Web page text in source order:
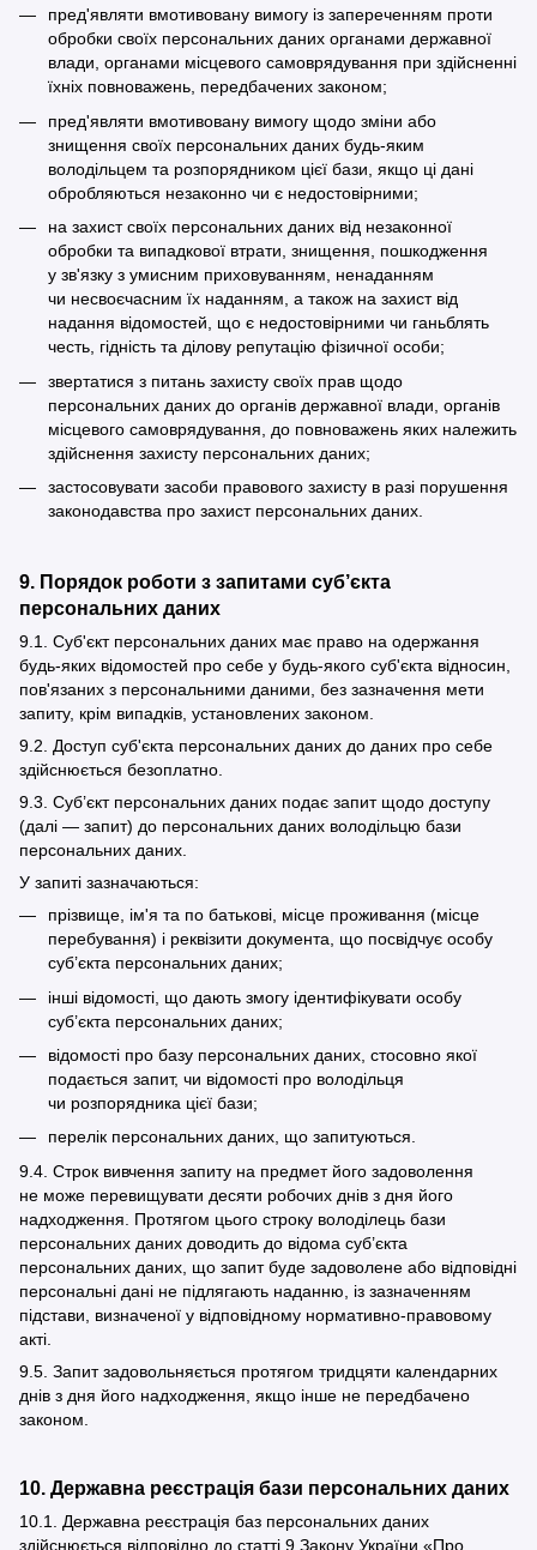
пред'являти вмотивовану вимогу із запереченням проти
обробки своїх персональних даних органами державної
влади, органами місцевого самоврядування при здійсненні
їхніх повноважень, передбачених законом;
пред'являти вмотивовану вимогу щодо зміни або
знищення своїх персональних даних будь-яким
володільцем та розпорядником цієї бази, якщо ці дані
обробляються незаконно чи є недостовірними;
на захист своїх персональних даних від незаконної
обробки та випадкової втрати, знищення, пошкодження
у зв'язку з умисним приховуванням, ненаданням
чи несвоєчасним їх наданням, а також на захист від
надання відомостей, що є недостовірними чи ганьблять
честь, гідність та ділову репутацію фізичної особи;
звертатися з питань захисту своїх прав щодо
персональних даних до органів державної влади, органів
місцевого самоврядування, до повноважень яких належить
здійснення захисту персональних даних;
застосовувати засоби правового захисту в разі порушення
законодавства про захист персональних даних.
9. Порядок роботи з запитами суб’єкта
персональних даних
9.1. Суб'єкт персональних даних має право на одержання
будь-яких відомостей про себе у будь-якого суб'єкта відносин,
пов'язаних з персональними даними, без зазначення мети
запиту, крім випадків, установлених законом.
9.2. Доступ суб'єкта персональних даних до даних про себе
здійснюється безоплатно.
9.3. Суб’єкт персональних даних подає запит щодо доступу
(далі — запит) до персональних даних володільцю бази
персональних даних.
У запиті зазначаються:
прізвище, ім'я та по батькові, місце проживання (місце
перебування) і реквізити документа, що посвідчує особу
суб’єкта персональних даних;
інші відомості, що дають змогу ідентифікувати особу
суб’єкта персональних даних;
відомості про базу персональних даних, стосовно якої
подається запит, чи відомості про володільця
чи розпорядника цієї бази;
перелік персональних даних, що запитуються.
9.4. Строк вивчення запиту на предмет його задоволення
не може перевищувати десяти робочих днів з дня його
надходження. Протягом цього строку володілець бази
персональних даних доводить до відома суб’єкта
персональних даних, що запит буде задоволене або відповідні
персональні дані не підлягають наданню, із зазначенням
підстави, визначеної у відповідному нормативно-правовому
акті.
9.5. Запит задовольняється протягом тридцяти календарних
днів з дня його надходження, якщо інше не передбачено
законом.
10. Державна реєстрація бази персональних даних
10.1. Державна реєстрація баз персональних даних
здійснюється відповідно до статті 9 Закону України «Про